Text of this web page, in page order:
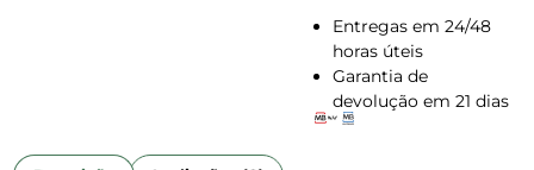
Entregas em 24/48
horas úteis
Garantia de
devolução em 21 dias